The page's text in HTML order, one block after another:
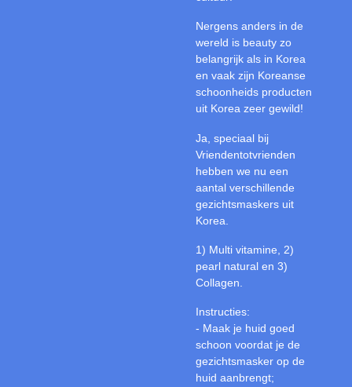
Nergens anders in de
wereld is beauty zo
belangrijk als in Korea
en vaak zijn Koreanse
schoonheids producten
uit Korea zeer gewild!
Ja, speciaal bij
Vriendentotvrienden
hebben we nu een
aantal verschillende
gezichtsmaskers uit
Korea.
1) Multi vitamine, 2)
pearl natural en 3)
Collagen.
Instructies:
- Maak je huid goed
schoon voordat je de
gezichtsmasker op de
huid aanbrengt;